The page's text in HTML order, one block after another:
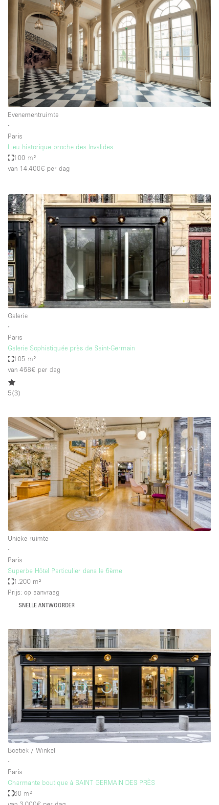
Evenementruimte
∙
Paris
Lieu historique proche des Invalides
100 m²
van 14.400€ per dag
Galerie
∙
Paris
Galerie Sophistiquée près de Saint-Germain
105 m²
van 468€ per dag
5(3)
Unieke ruimte
∙
Paris
Superbe Hôtel Particulier dans le 6ème
1.200 m²
Prijs: op aanvraag
SNELLE ANTWOORDER
Boetiek / Winkel
∙
Paris
Charmante boutique à SAINT GERMAIN DES PRÈS
60 m²